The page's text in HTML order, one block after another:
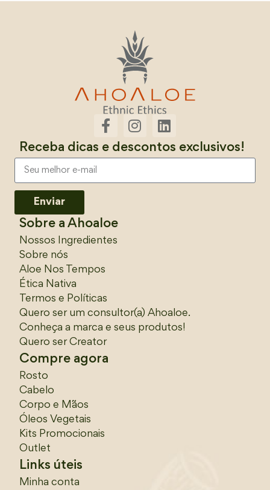
Sobre a Ahoaloe
Nossos Ingredientes
Sobre nós
Aloe Nos Tempos
Ética Nativa
Termos e Políticas
Quero ser um consultor(a) Ahoaloe.
Conheça a marca e seus produtos!
Quero ser Creator
Compre agora
Rosto
Cabelo
Corpo e Mãos
Óleos Vegetais
Kits Promocionais
Outlet
Links úteis
Minha conta
Receba dicas e descontos exclusivos!
Enviar